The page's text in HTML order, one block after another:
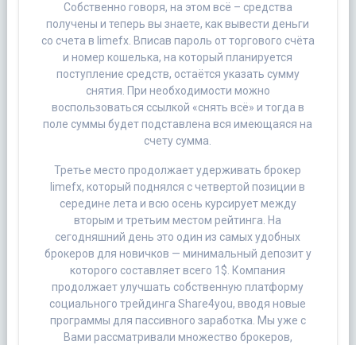
Собственно говоря, на этом всё – средства
получены и теперь вы знаете, как вывести деньги
со счета в limefx. Вписав пароль от торгового счёта
и номер кошелька, на который планируется
поступление средств, остаётся указать сумму
снятия. При необходимости можно
воспользоваться ссылкой «снять всё» и тогда в
поле суммы будет подставлена вся имеющаяся на
счету сумма.
Третье место продолжает удерживать брокер
limefx, который поднялся с четвертой позиции в
середине лета и всю осень курсирует между
вторым и третьим местом рейтинга. На
сегодняшний день это один из самых удобных
брокеров для новичков — минимальный депозит у
которого составляет всего 1$. Компания
продолжает улучшать собственную платформу
социального трейдинга Share4you, вводя новые
программы для пассивного заработка. Мы уже с
Вами рассматривали множество брокеров,